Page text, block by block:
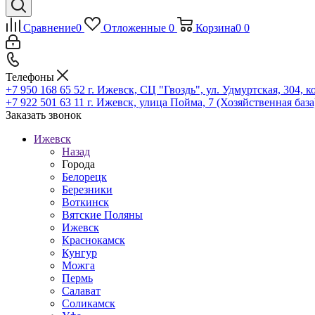
Сравнение0 Отложенные 0 Корзина0 0
Телефоны
+7 950 168 65 52 г. Ижевск, СЦ "Гвоздь", ул. Удмуртская, 304,
+7 922 501 63 11 г. Ижевск, улица Пойма, 7 (Хозяйственная
Заказать звонок
Ижевск
Назад
Города
Белорецк
Березники
Воткинск
Вятские Поляны
Ижевск
Краснокамск
Кунгур
Можга
Пермь
Салават
Соликамск